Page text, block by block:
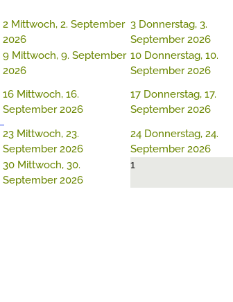
2 Mittwoch, 2. September
2026
3 Donnerstag, 3.
September 2026
9 Mittwoch, 9. September
2026
10 Donnerstag, 10.
September 2026
16 Mittwoch, 16.
September 2026
17 Donnerstag, 17.
September 2026
23 Mittwoch, 23.
September 2026
24 Donnerstag, 24.
September 2026
30 Mittwoch, 30.
September 2026
1